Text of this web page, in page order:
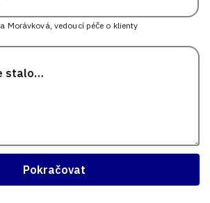
Morávková, vedoucí péče o klienty
Pokračovat